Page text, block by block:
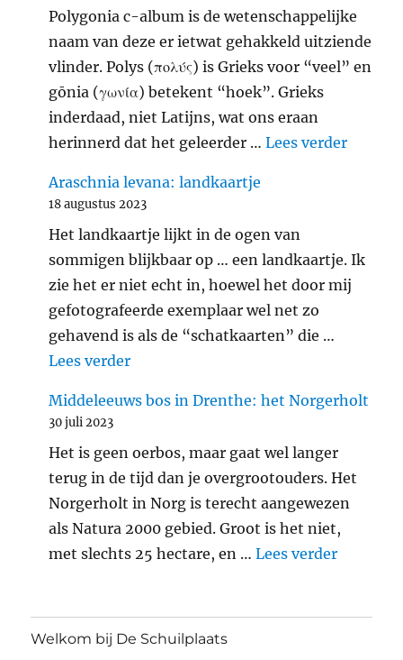
Polygonia c-album is de wetenschappelijke
naam van deze er ietwat gehakkeld uitziende
vlinder. Polys (πολύς) is Grieks voor “veel” en
gōnia (γωνία) betekent “hoek”. Grieks
inderdaad, niet Latijns, wat ons eraan
herinnerd dat het geleerder …Lees verder
Araschnia levana: landkaartje
18 augustus 2023
Het landkaartje lijkt in de ogen van
sommigen blijkbaar op … een landkaartje. Ik
zie het er niet echt in, hoewel het door mij
gefotografeerde exemplaar wel net zo
gehavend is als de “schatkaarten” die …
Lees verder"Araschnia levana: landkaartje"
Middeleeuws bos in Drenthe: het Norgerholt
30 juli 2023
Het is geen oerbos, maar gaat wel langer
terug in de tijd dan je overgrootouders. Het
Norgerholt in Norg is terecht aangewezen
als Natura 2000 gebied. Groot is het niet,
met slechts 25 hectare, en …Lees verder
Welkom bij De Schuilplaats